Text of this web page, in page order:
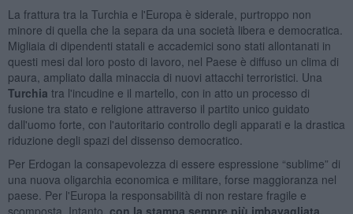
La frattura tra la Turchia e l'Europa è siderale, purtroppo non
minore di quella che la separa da una società libera e democratica.
Migliaia di dipendenti statali e accademici sono stati allontanati in
questi mesi dal loro posto di lavoro, nel Paese è diffuso un clima di
paura, ampliato dalla minaccia di nuovi attacchi terroristici. Una
Turchia tra l'incudine e il martello, con in atto un processo di
fusione tra stato e religione attraverso il partito unico guidato
dall'uomo forte, con l'autoritario controllo degli apparati e la drastica
riduzione degli spazi del dissenso democratico.
Per Erdogan la consapevolezza di essere espressione “sublime” di
una nuova oligarchia economica e militare, forse maggioranza nel
paese. Per l'Europa la responsabilità di non restare fragile e
scomposta. Intanto, con la stampa sempre più imbavagliata,